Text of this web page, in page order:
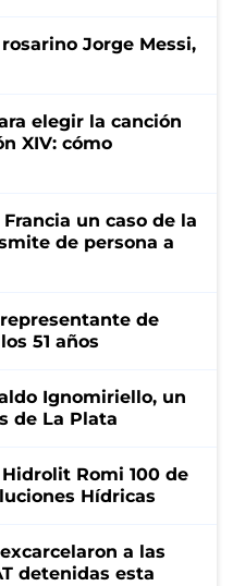
Jorge Messi,
elegir la canción
XIV: cómo
un caso de la
de persona a
de
51 años
Ignomiriello, un
de La Plata
Romi 100 de
Hídricas
a las
detenidas esta